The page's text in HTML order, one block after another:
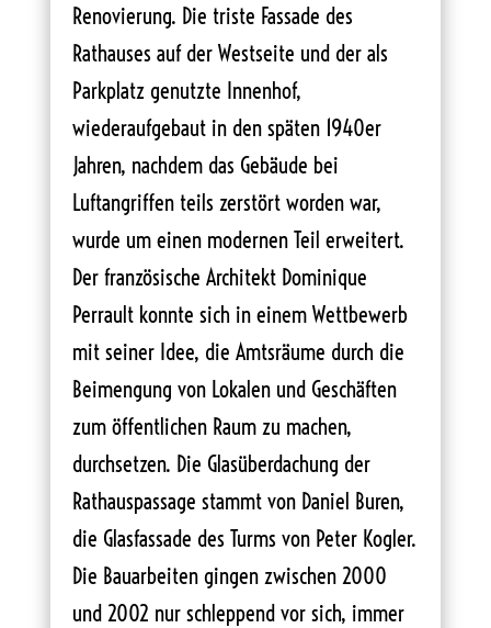
Renovierung. Die triste Fassade des
Rathauses auf der Westseite und der als
Parkplatz genutzte Innenhof,
wiederaufgebaut in den späten 1940er
Jahren, nachdem das Gebäude bei
Luftangriffen teils zerstört worden war,
wurde um einen modernen Teil erweitert.
Der französische Architekt Dominique
Perrault konnte sich in einem Wettbewerb
mit seiner Idee, die Amtsräume durch die
Beimengung von Lokalen und Geschäften
zum öffentlichen Raum zu machen,
durchsetzen. Die Glasüberdachung der
Rathauspassage stammt von Daniel Buren,
die Glasfassade des Turms von Peter Kogler.
Die Bauarbeiten gingen zwischen 2000
und 2002 nur schleppend vor sich, immer